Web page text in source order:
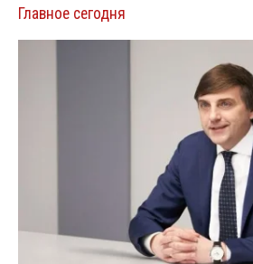
Главное сегодня